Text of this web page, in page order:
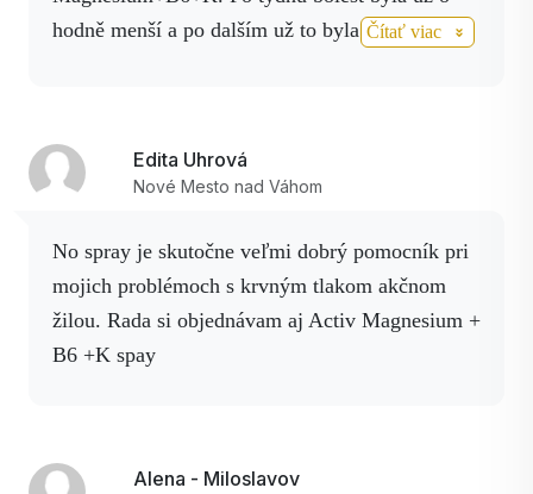
hodně menší a po dalším už to byla jen slabá
že jsou nad zlato.
Čítať viac
Edita Uhrová
Nové Mesto nad Váhom
No spray je skutočne veľmi dobrý pomocník pri
mojich problémoch s krvným tlakom akčnom
žilou. Rada si objednávam aj Activ Magnesium +
B6 +K spay
Alena - Miloslavov